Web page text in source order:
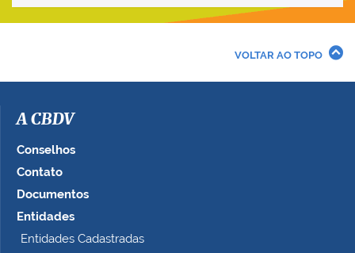
VOLTAR AO TOPO
A CBDV
Conselhos
Contato
Documentos
Entidades
Entidades Cadastradas